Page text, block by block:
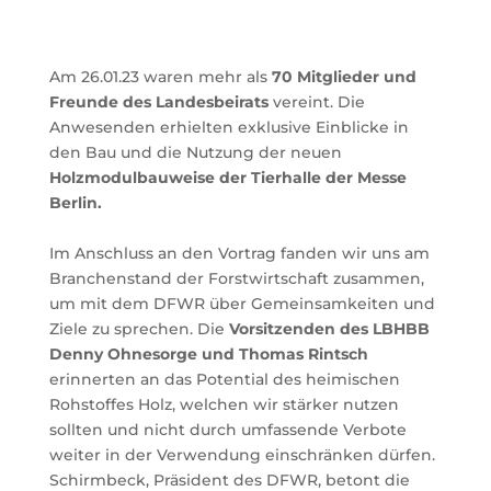
Am 26.01.23 waren mehr als 70 Mitglieder und
Freundedes Landesbeiratsvereint. Die
Anwesenden erhielten exklusive Einblicke in
den Bau und die Nutzung der neuen
Holzmodulbauweise der Tierhalle der Messe
Berlin.
Im Anschluss an den Vortrag fanden wir uns am
Branchenstand der Forstwirtschaft zusammen,
um mit dem DFWR über Gemeinsamkeiten und
Ziele zu sprechen. Die Vorsitzenden des LBHBB
Denny Ohnesorge und Thomas Rintsch
erinnerten an das Potential des heimischen
Rohstoffes Holz, welchen wir stärker nutzen
sollten und nicht durch umfassende Verbote
weiter in der Verwendung einschränken dürfen.
Schirmbeck, Präsident des DFWR, betont die